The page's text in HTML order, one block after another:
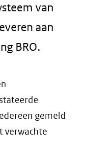
van
aan
BRO.
gemeld
verwachte